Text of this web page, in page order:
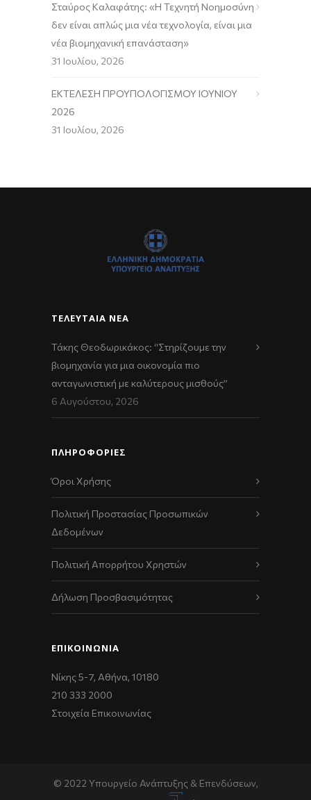
Σταύρος Καλαφάτης: «Η Τεχνητή Νοημοσύνη
δεν είναι απλώς μια νέα τεχνολογία, είναι μια
νέα βιομηχανική επανάσταση»
31 Ιουλίου, 2026
ΕΚΤΕΛΕΣΗ ΠΡΟΥΠΟΛΟΓΙΣΜΟΥ ΙΟΥΝΙΟΥ
2026
31 Ιουλίου, 2026
ΤΕΛΕΥΤΑΊΑ ΝΈΑ
Τάκης Θεοδωρικάκος: “Στηρίζουμε την
βιομηχανία για μια οικονομία πιο
ανταγωνιστική με καλύτερους μισθούς”
6 Αυγούστου, 2026
ΠΛΗΡΟΦΟΡΙΕΣ
Όροι Χρήσης
Πολιτική Προστασίας Προσωπικών
Δεδομένων
Πολιτική Απορρήτου Χρηστών
Δήλωση Προσβασιμότητας
ΕΠΙΚΟΙΝΩΝΊΑ
Νίκης 5-7, Αθήνα, 10180
210 333 2000
Στοιχεία Επικοινωνίας
© 2022 Υπουργείο Ανάπτυξης & Επενδύσεων,